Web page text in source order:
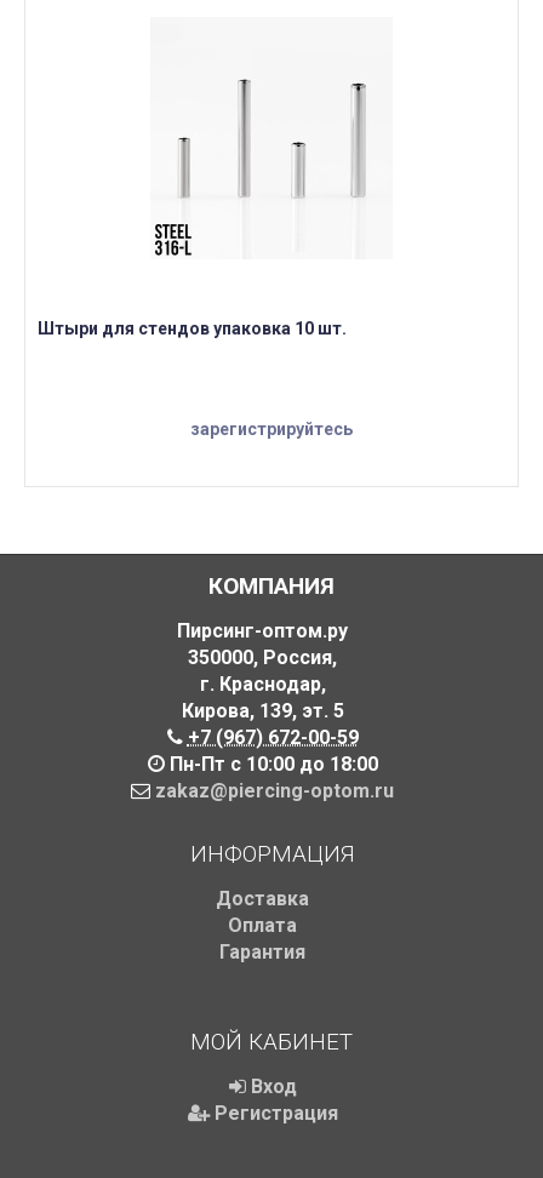
Штыри для стендов упаковка 10 шт.
зарегистрируйтесь
КОМПАНИЯ
Пирсинг-оптом.ру
350000, Россия,
г. Краснодар,
Кирова, 139, эт. 5
+7 (967) 672-00-59
Пн-Пт с 10:00 до 18:00
zakaz@piercing-optom.ru
ИНФОРМАЦИЯ
Доставка
Оплата
Гарантия
МОЙ КАБИНЕТ
Вход
Регистрация